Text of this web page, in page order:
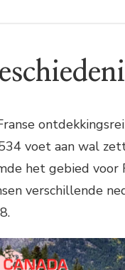
voet aan wal
het gebied voor
verschillende